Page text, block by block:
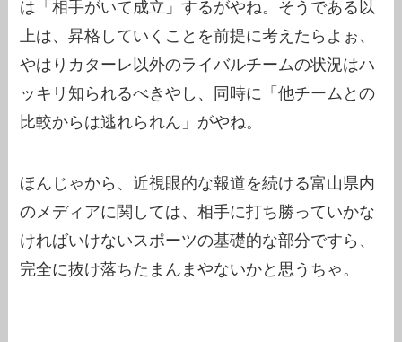
は「相手がいて成立」するがやね。そうである以
上は、昇格していくことを前提に考えたらよぉ、
やはりカターレ以外のライバルチームの状況はハ
ッキリ知られるべきやし、同時に「他チームとの
比較からは逃れられん」がやね。
ほんじゃから、近視眼的な報道を続ける富山県内
のメディアに関しては、相手に打ち勝っていかな
ければいけないスポーツの基礎的な部分ですら、
完全に抜け落ちたまんまやないかと思うちゃ。